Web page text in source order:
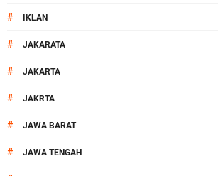
# IKLAN
# JAKARATA
# JAKARTA
# JAKRTA
# JAWA BARAT
# JAWA TENGAH